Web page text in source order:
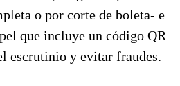
o por corte de boleta- e
que incluye un código QR
escrutinio y evitar fraudes.